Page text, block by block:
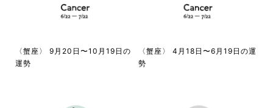
〈蟹座〉 9月20日〜10月19日の
運勢
〈蟹座〉 4月18日〜6月19日の運
勢